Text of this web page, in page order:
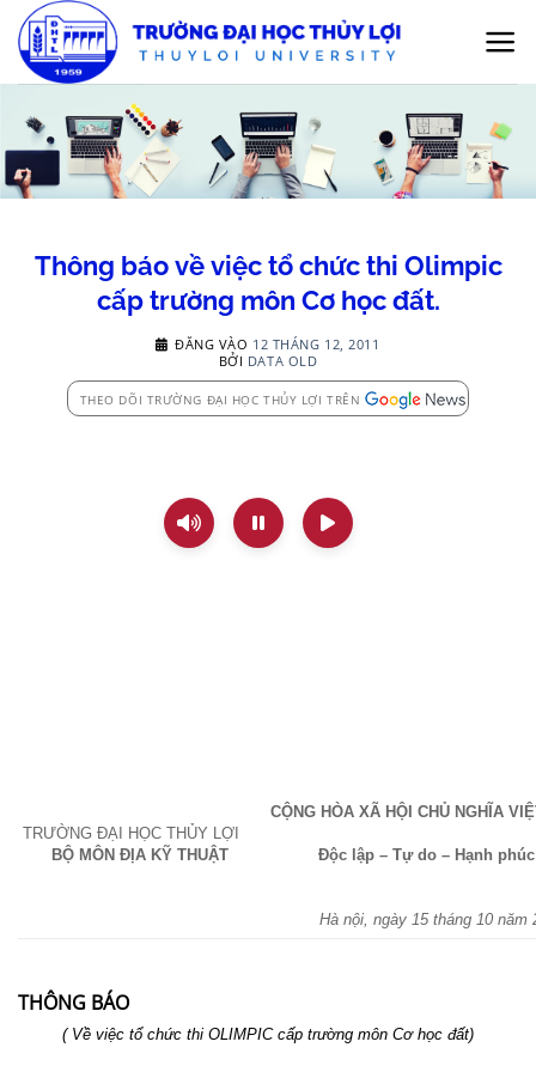
qua
nội
Thông báo về việc tổ chức thi Olimpic
cấp trường môn Cơ học đất.
ĐĂNG VÀO 12 THÁNG 12, 2011
BỞI DATA OLD
THEO DÕI TRƯỜNG ĐẠI HỌC THỦY LỢI TRÊN
TRƯỜNG ĐẠI HỌC THỦY LỢI
BỘ MÔN ĐỊA KỸ THUẬT
CỘNG HÒA XÃ HỘI CHỦ NGHĨA
Độc lập – Tự do – Hạnh phúc
Hà nội, ngày 15 tháng 10 năm
THÔNG BÁO
( Về việc tổ chức thi OLIMPIC cấp trường môn Cơ học đất)